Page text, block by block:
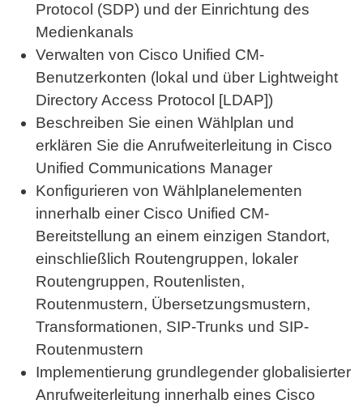
Protocol (SDP) und der Einrichtung des
Medienkanals
Verwalten von Cisco Unified CM-
Benutzerkonten (lokal und über Lightweight
Directory Access Protocol [LDAP])
Beschreiben Sie einen Wählplan und
erklären Sie die Anrufweiterleitung in Cisco
Unified Communications Manager
Konfigurieren von Wählplanelementen
innerhalb einer Cisco Unified CM-
Bereitstellung an einem einzigen Standort,
einschließlich Routengruppen, lokaler
Routengruppen, Routenlisten,
Routenmustern, Übersetzungsmustern,
Transformationen, SIP-Trunks und SIP-
Routenmustern
Implementierung grundlegender globalisierter
Anrufweiterleitung innerhalb eines Cisco